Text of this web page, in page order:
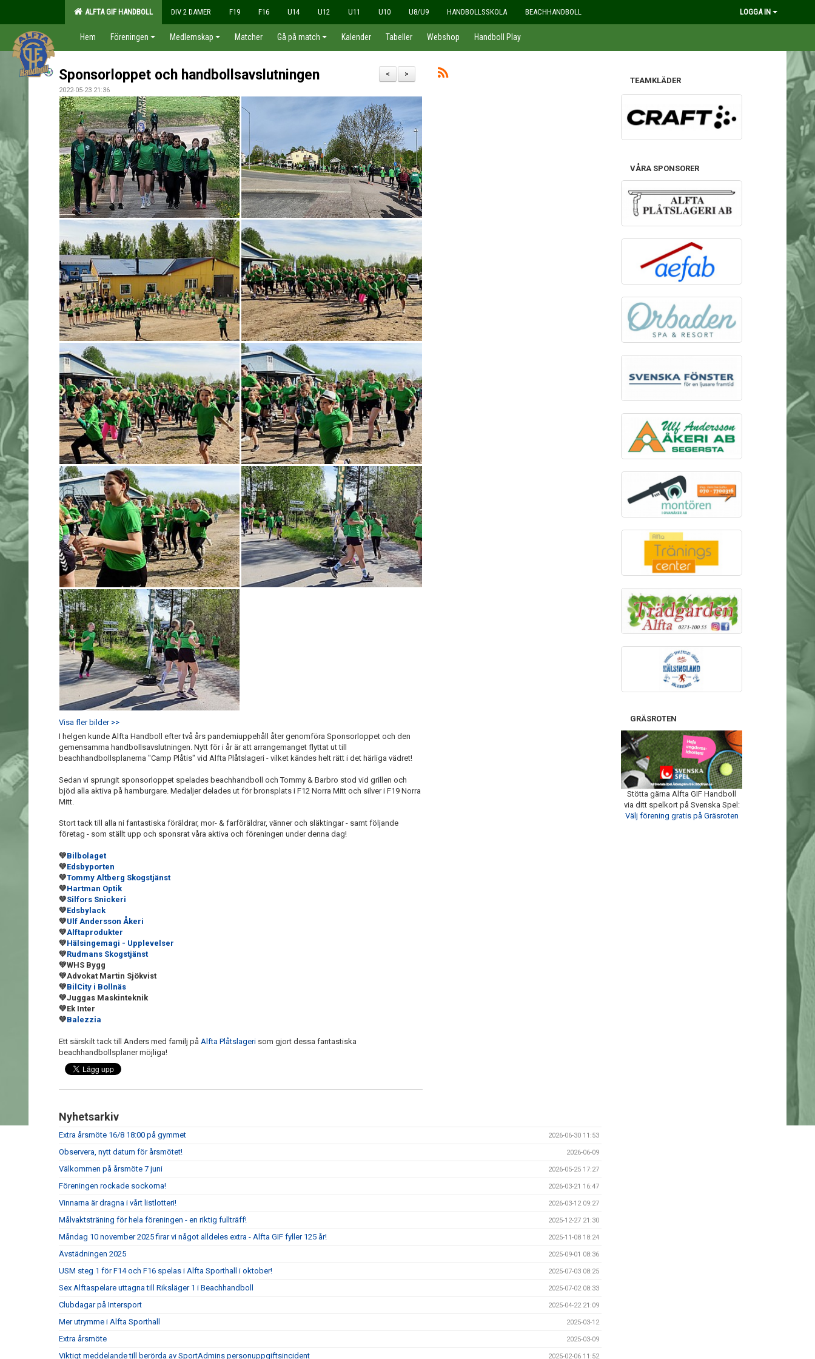
ALFTA GIF HANDBOLL DIV 2 DAMER F19 F16 U14 U12 U11 U10 U8/U9 HANDBOLLSSKOLA BEACHHANDBOLL LOGGA IN
Hem Föreningen Medlemskap Matcher Gå på match Kalender Tabeller Webshop Handboll Play
>
<
Sponsorloppet och handbollsavslutningen
2022-05-23 21:36
Visa fler bilder >>
I helgen kunde Alfta Handboll efter två års pandemiuppehåll åter genomföra Sponsorloppet och den
gemensamma handbollsavslutningen. Nytt för i år är att arrangemanget flyttat ut till
beachhandbollsplanerna "Camp Plåtis" vid Alfta Plåtslageri - vilket kändes helt rätt i det härliga vädret!
Sedan vi sprungit sponsorloppet spelades beachhandboll och Tommy & Barbro stod vid grillen och
bjöd alla aktiva på hamburgare. Medaljer delades ut för bronsplats i F12 Norra Mitt och silver i F19 Norra
Mitt.
Stort tack till alla ni fantastiska föräldrar, mor- & farföräldrar, vänner och släktingar - samt följande
företag - som ställt upp och sponsrat våra aktiva och föreningen under denna dag!
💚Bilbolaget
💚Edsbyporten
💚Tommy Altberg Skogstjänst
💚Hartman Optik
💚Silfors Snickeri
💚Edsbylack
💚Ulf Andersson Åkeri
💚Alftaprodukter
💚Hälsingemagi - Upplevelser
💚Rudmans Skogstjänst
💚WHS Bygg
💚Advokat Martin Sjökvist
💚BilCity i Bollnäs
💚Juggas Maskinteknik
💚Ek Inter
💚Balezzia
Ett särskilt tack till Anders med familj på Alfta Plåtslageri som gjort dessa fantastiska
beachhandbollsplaner möjliga!
Nyhetsarkiv
Extra årsmöte 16/8 18:00 på gymmet 2026-06-30 11:53
Observera, nytt datum för årsmötet! 2026-06-09
Välkommen på årsmöte 7 juni 2026-05-25 17:27
Föreningen rockade sockorna! 2026-03-21 16:47
Vinnarna är dragna i vårt listlotteri! 2026-03-12 09:27
Målvaktsträning för hela föreningen - en riktig fullträff! 2025-12-27 21:30
Måndag 10 november 2025 firar vi något alldeles extra - Alfta GIF fyller 125 år! 2025-11-08 18:24
Ävstädningen 2025 2025-09-01 08:36
USM steg 1 för F14 och F16 spelas i Alfta Sporthall i oktober! 2025-07-03 08:25
Sex Alftaspelare uttagna till Riksläger 1 i Beachhandboll 2025-07-02 08:33
Clubdagar på Intersport 2025-04-22 21:09
Mer utrymme i Alfta Sporthall 2025-03-12
Extra årsmöte 2025-03-09
Viktigt meddelande till berörda av SportAdmins personuppgiftsincident 2025-02-06 11:52
TEAMKLÄDER
VÅRA SPONSORER
GRÄSROTEN
Stötta gärna Alfta GIF Handboll
via ditt spelkort på Svenska Spel:
Välj förening gratis på Gräsroten